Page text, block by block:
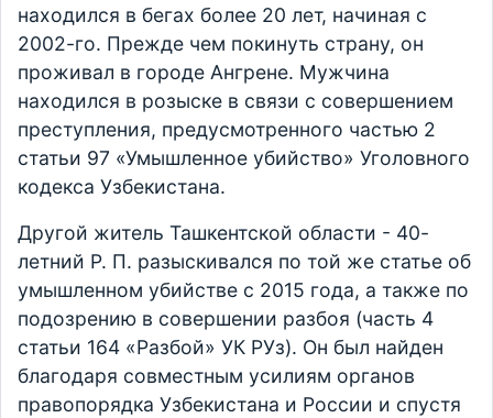
находился в бегах более 20 лет, начиная с
2002-го. Прежде чем покинуть страну, он
проживал в городе Ангрене. Мужчина
находился в розыске в связи с совершением
преступления, предусмотренного частью 2
статьи 97 «Умышленное убийство» Уголовного
кодекса Узбекистана.
Другой житель Ташкентской области - 40-
летний Р. П. разыскивался по той же статье об
умышленном убийстве с 2015 года, а также по
подозрению в совершении разбоя (часть 4
статьи 164 «Разбой» УК РУз). Он был найден
благодаря совместным усилиям органов
правопорядка Узбекистана и России и спустя